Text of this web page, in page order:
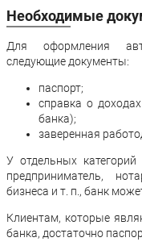
Необходимые
Для оформления
следующие документы:
паспорт;
справка о
банка);
заверенная
У отдельных
предприниматель,
бизнеса и т. п., банк
Клиентам, которые
банка, достаточно